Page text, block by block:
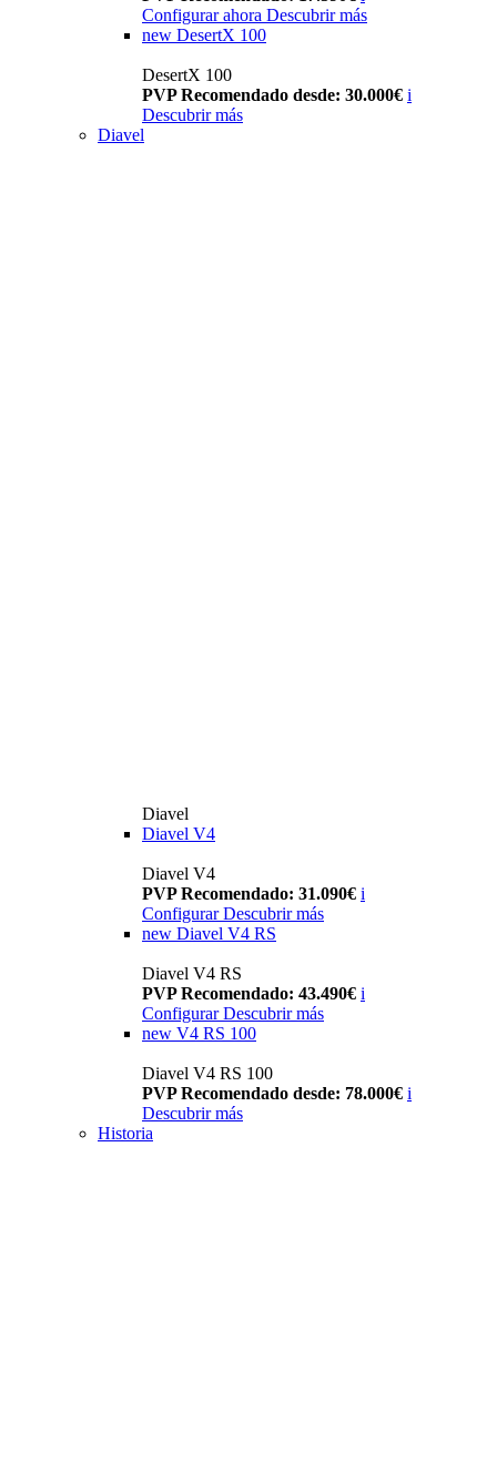
Configurar ahora Descubrir más
new DesertX 100
DesertX 100
PVP Recomendado desde: 30.000€ i
Descubrir más
Diavel
Diavel
Diavel V4
Diavel V4
PVP Recomendado: 31.090€ i
Configurar Descubrir más
new Diavel V4 RS
Diavel V4 RS
PVP Recomendado: 43.490€ i
Configurar Descubrir más
new V4 RS 100
Diavel V4 RS 100
PVP Recomendado desde: 78.000€ i
Descubrir más
Historia